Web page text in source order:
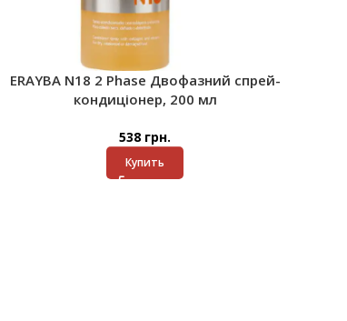
ERAYBA N18 2 Phase Двофазний спрей-
кондиціонер, 200 мл
538 грн.
Купить